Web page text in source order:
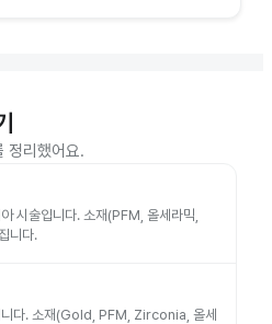
정리했어요.
시술입니다. 소재(PFM, 올세라믹,
니다.
니다. 소재(Gold, PFM, Zirconia, 올세